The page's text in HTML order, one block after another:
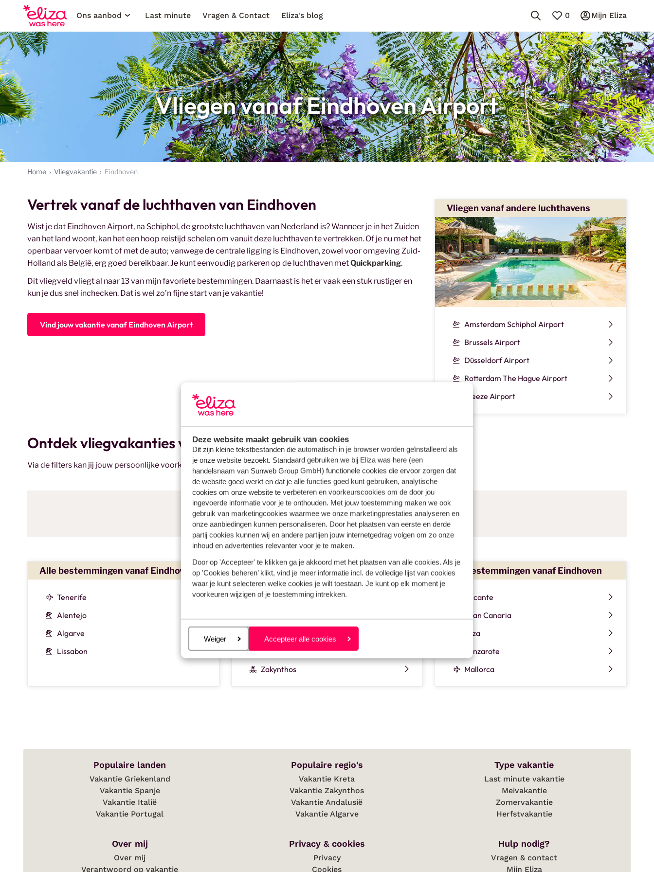
Deze website maakt gebruik van cookies
Dit zijn kleine tekstbestanden die automatisch in je browser worden geïnstalleerd als
je onze website bezoekt. Standaard gebruiken we bij Eliza was here (een
handelsnaam van Sunweb Group GmbH) functionele cookies die ervoor zorgen dat
de website goed werkt en dat je alle functies goed kunt gebruiken, analytische
cookies om onze website te verbeteren en voorkeurscookies om de door jou
ingevoerde informatie voor je te onthouden. Met jouw toestemming maken we ook
gebruik van marketingcookies waarmee we onze marketingprestaties analyseren en
onze aanbiedingen kunnen personaliseren. Door het plaatsen van eerste en derde
partij cookies kunnen wij en andere partijen jouw internetgedrag volgen om zo onze
inhoud en advertenties relevanter voor je te maken.
Door op 'Accepteer' te klikken ga je akkoord met het plaatsen van alle cookies. Als je
op 'Cookies beheren’ klikt, vind je meer informatie incl. de volledige lijst van cookies
waar je kunt selecteren welke cookies je wilt toestaan. Je kunt op elk moment je
voorkeuren wijzigen of je toestemming intrekken.
Beheren
Weiger Accepteer alle cookies
Ons aanbod
Last minute Vragen & Contact Eliza's blog 0 Mijn Eliza
Vliegen vanaf Eindhoven Airport
Home Vliegvakantie Eindhoven
Vertrek vanaf de luchthaven van Eindhoven
Wist je dat Eindhoven Airport, na Schiphol, de grootste luchthaven van Nederland is? Wanneer je in het Zuiden
van het land woont, kan het een hoop reistijd schelen om vanuit deze luchthaven te vertrekken. Of je nu met het
openbaar vervoer komt of met de auto; vanwege de centrale ligging is Eindhoven, zowel voor omgeving Zuid-
Holland als België, erg goed bereikbaar. Je kunt eenvoudig parkeren op de luchthaven metQuickparking.
Dit vliegveld vliegt al naar 13 van mijn favoriete bestemmingen. Daarnaast is het er vaak een stuk rustiger en
kun je dus snel inchecken. Dat is wel zo’n fijne start van je vakantie!
Vind jouw vakantie vanaf Eindhoven Airport
Vliegen vanaf andere luchthavens
Amsterdam Schiphol Airport
Brussels Airport
Düsseldorf Airport
Rotterdam The Hague Airport
Weeze Airport
Ontdek vliegvakanties vanaf Eindhoven Airport
Via de filters kan jij jouw persoonlijke voorkeuren aangeven.
Alle bestemmingen vanaf Eindhoven
Tenerife
Alentejo
Algarve
Lissabon
Alle bestemmingen vanaf Eindhoven
Andalusië
Rhodos
Zakynthos
Alle bestemmingen vanaf Eindhoven
Alicante
Gran Canaria
Ibiza
Lanzarote
Mallorca
Populaire landen
Vakantie Griekenland
Vakantie Spanje
Vakantie Italië
Vakantie Portugal
Populaire regio's
Vakantie Kreta
Vakantie Zakynthos
Vakantie Andalusië
Vakantie Algarve
Type vakantie
Last minute vakantie
Meivakantie
Zomervakantie
Herfstvakantie
Over mij
Over mij
Verantwoord op vakantie
Privacy & cookies
Privacy
Cookies
Hulp nodig?
Vragen & contact
Mijn Eliza